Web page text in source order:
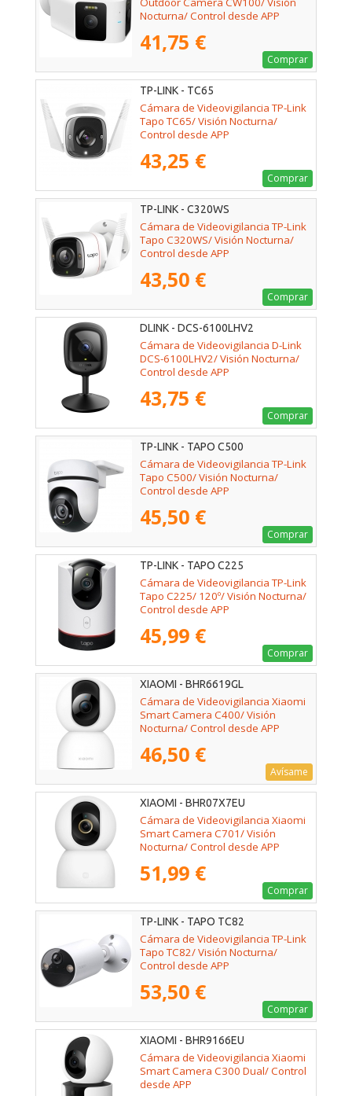
Nocturna/ Control desde APP
41,75 €
Comprar
TP-LINK - TC65
Cámara de Videovigilancia TP-Link
Tapo TC65/ Visión Nocturna/
Control desde APP
43,25 €
Comprar
TP-LINK - C320WS
Cámara de Videovigilancia TP-Link
Tapo C320WS/ Visión Nocturna/
Control desde APP
43,50 €
Comprar
DLINK - DCS-6100LHV2
Cámara de Videovigilancia D-Link
DCS-6100LHV2/ Visión Nocturna/
Control desde APP
43,75 €
Comprar
TP-LINK - TAPO C500
Cámara de Videovigilancia TP-Link
Tapo C500/ Visión Nocturna/
Control desde APP
45,50 €
Comprar
TP-LINK - TAPO C225
Cámara de Videovigilancia TP-Link
Tapo C225/ 120º/ Visión Nocturna/
Control desde APP
45,99 €
Comprar
XIAOMI - BHR6619GL
Cámara de Videovigilancia Xiaomi
Smart Camera C400/ Visión
Nocturna/ Control desde APP
46,50 €
Avísame
XIAOMI - BHR07X7EU
Cámara de Videovigilancia Xiaomi
Smart Camera C701/ Visión
Nocturna/ Control desde APP
51,99 €
Comprar
TP-LINK - TAPO TC82
Cámara de Videovigilancia TP-Link
Tapo TC82/ Visión Nocturna/
Control desde APP
53,50 €
Comprar
XIAOMI - BHR9166EU
Cámara de Videovigilancia Xiaomi
Smart Camera C300 Dual/ Control
desde APP